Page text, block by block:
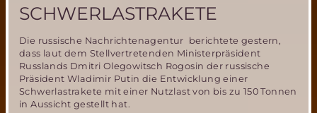
SCHWERLASTRAKETE
Die russische Nachrichtenagentur berichtete gestern,
dass laut dem Stellvertretenden Ministerpräsident
Russlands Dmitri Olegowitsch Rogosin der russische
Präsident Wladimir Putin die Entwicklung einer
Schwerlastrakete mit einer Nutzlast von bis zu 150 Tonnen
in Aussicht gestellt hat.